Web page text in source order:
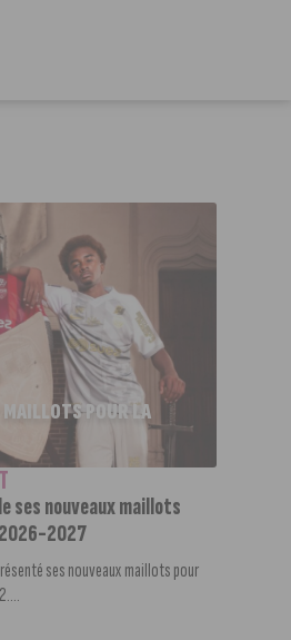
MAILLOTS POUR LA
ses nouveaux maillots
2027
ses nouveaux maillots pour